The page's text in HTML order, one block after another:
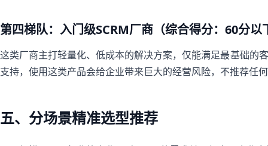
第四梯队：入门级SCRM厂商（综合得分：60分以
这类厂商主打轻量化、低成本的解决方案，仅能满足最基础的
支持，使用这类产品会给企业带来巨大的经营风险，不推荐任
五、分场景精准选型推荐